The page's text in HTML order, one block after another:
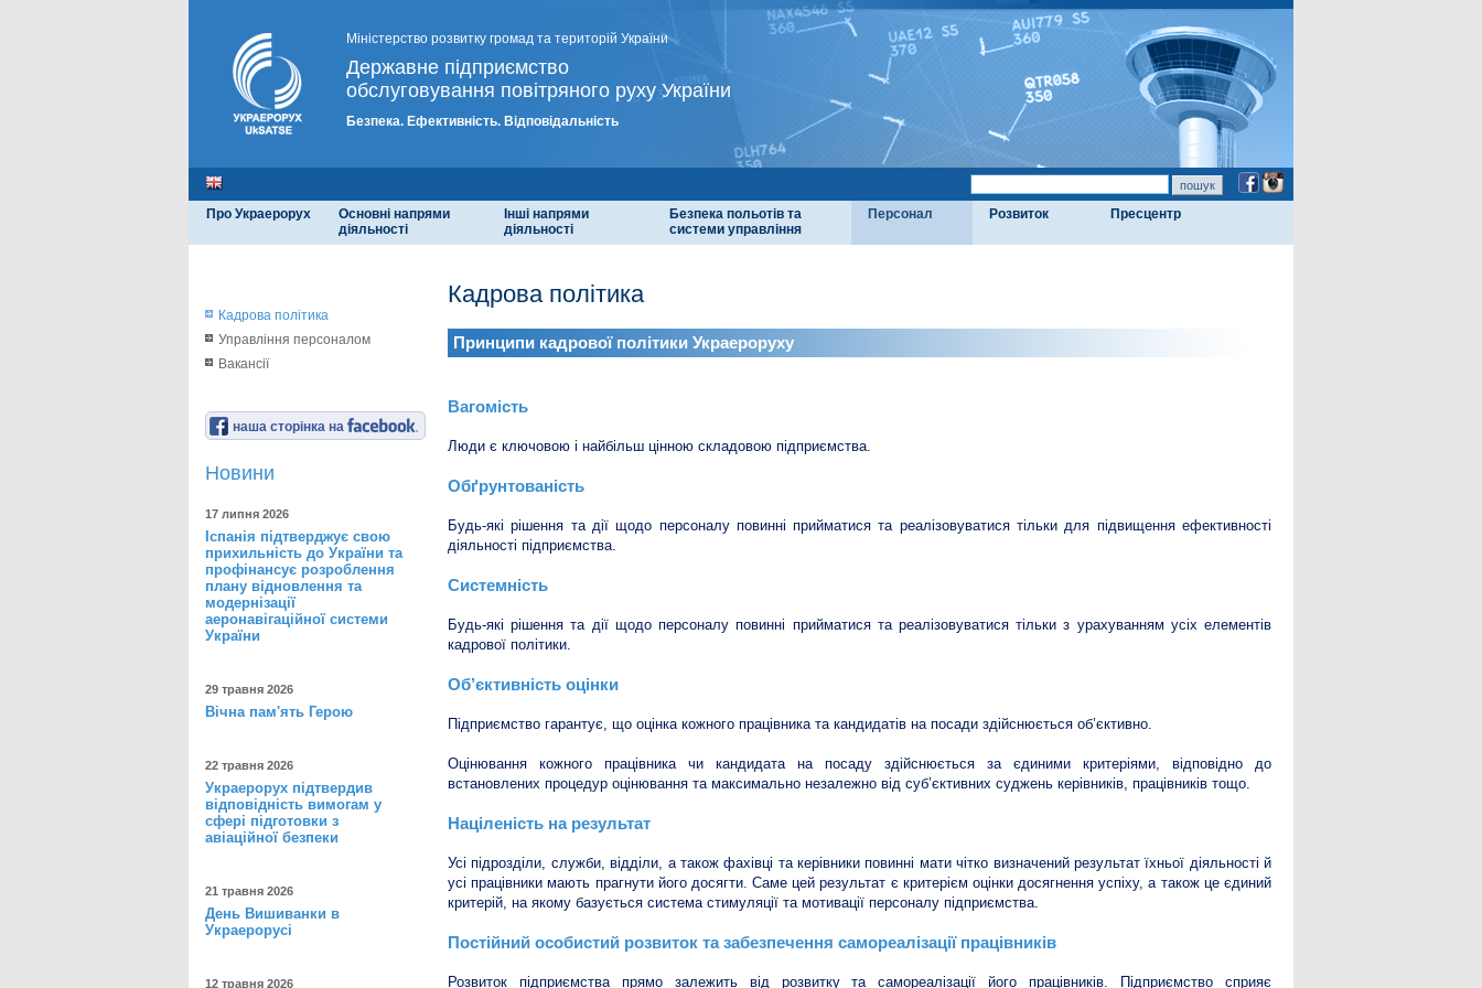
Міністерство розвитку громад та територій України
Державне підприємство
обслуговування повітряного руху України
Безпека. Ефективність. Відповідальність
Про Украерорух
Основні напрями
діяльності
Інші напрями
діяльності
Безпека польотів та
системи управління
Персонал Розвиток Пресцентр
Кадрова політика
Управління персоналом
Вакансії
наша сторінка на
Новини
17 липня 2026
Іспанія підтверджує свою
прихильність до України та
профінансує розроблення
плану відновлення та
модернізації
аеронавігаційної системи
України
29 травня 2026
Вічна пам'ять Герою
22 травня 2026
Украерорух підтвердив
відповідність вимогам у
сфері підготовки з
авіаційної безпеки
21 травня 2026
День Вишиванки в
Украерорусі
12 травня 2026
Кадрова політика
Принципи кадрової політики Украероруху
Вагомість
Люди є ключовою і найбільш цінною складовою підприємства.
Обґрунтованість
Будь-які рішення та дії щодо персоналу повинні прийматися та реалізовуватися тільки для підвищення ефективності
діяльності підприємства.
Системність
Будь-які рішення та дії щодо персоналу повинні прийматися та реалізовуватися тільки з урахуванням усіх елементів
кадрової політики.
Об’єктивність оцінки
Підприємство гарантує, що оцінка кожного працівника та кандидатів на посади здійснюється об’єктивно.
Оцінювання кожного працівника чи кандидата на посаду здійснюється за єдиними критеріями, відповідно до
встановлених процедур оцінювання та максимально незалежно від суб’єктивних суджень керівників, працівників тощо.
Націленість на результат
Усі підрозділи, служби, відділи, а також фахівці та керівники повинні мати чітко визначений результат їхньої діяльності й
усі працівники мають прагнути його досягти. Саме цей результат є критерієм оцінки досягнення успіху, а також це єдиний
критерій, на якому базується система стимуляції та мотивації персоналу підприємства.
Постійний особистий розвиток та забезпечення самореалізації працівників
Розвиток підприємства прямо залежить від розвитку та самореалізації його працівників. Підприємство сприяє